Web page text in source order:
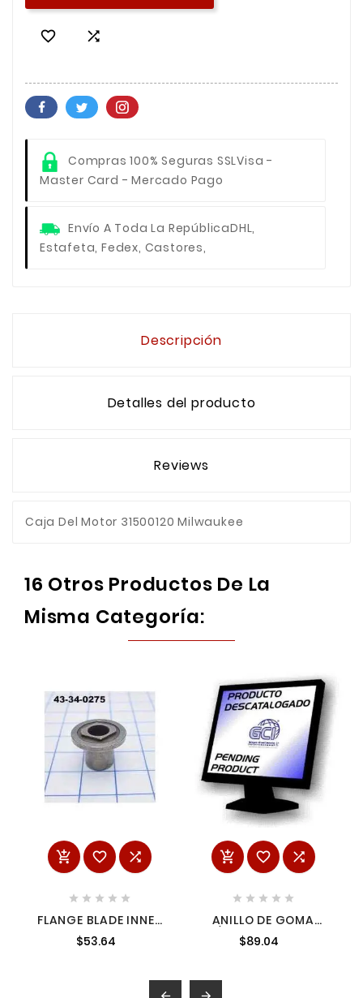
 
Compras 100% Seguras SSLVisa -
Master Card - Mercado Pago
Envío A Toda La RepúblicaDHL,
Estafeta, Fedex, Castores,
Descripción
Detalles del producto
Reviews
Caja Del Motor 31500120 Milwaukee
16 Otros Productos De La
Misma Categoría:
  
    
FLANGE BLADE INNER
43340275
MILWAUKEE
$53.64
  
    
ANILLO DE GOMA
P/9561, GA4540C
4227501
$89.04